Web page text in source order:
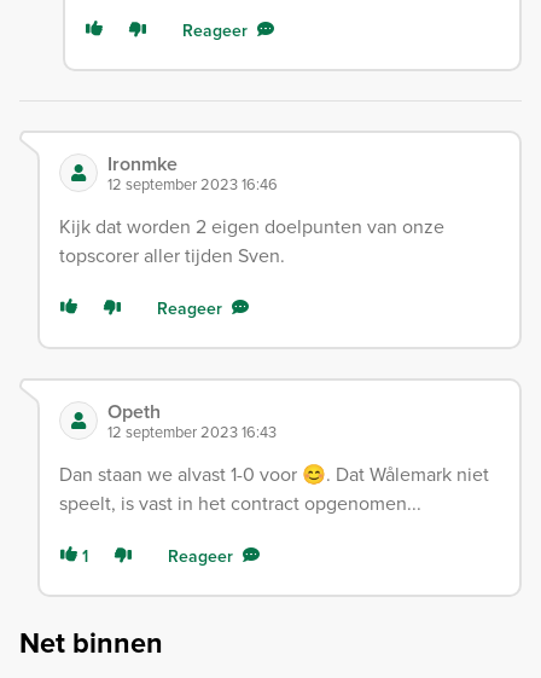
Reageer
Ironmke
12 september 2023 16:46
Kijk dat worden 2 eigen doelpunten van onze
topscorer aller tijden Sven.
Reageer
Opeth
12 september 2023 16:43
Dan staan we alvast 1-0 voor 😊. Dat Wålemark niet
speelt, is vast in het contract opgenomen...
1 Reageer
Net binnen